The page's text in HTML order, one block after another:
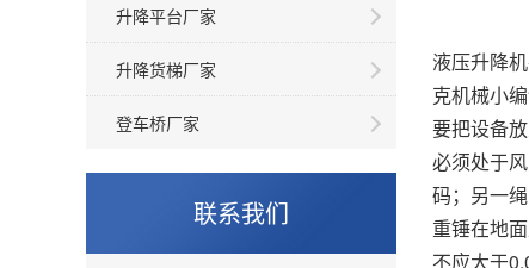
升降平台厂家
升降货梯厂家
登车桥厂家
联系我们
液压升降
克机械小
要把设备
必须处于
码；另一
重锤在地
不应大于